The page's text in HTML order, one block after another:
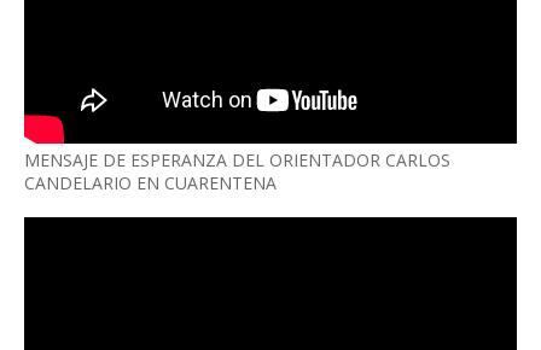
MENSAJE DE ESPERANZA DEL ORIENTADOR CARLOS
CANDELARIO EN CUARENTENA